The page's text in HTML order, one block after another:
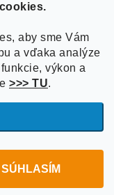
aby sme Vám
a vďaka analýze
výkon a
>>> TU.
SÚHLASÍM
vyhradené.